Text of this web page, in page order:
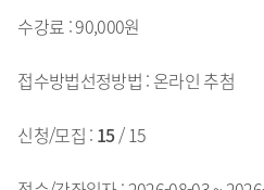
90,000원
온라인 추첨
15/ 15